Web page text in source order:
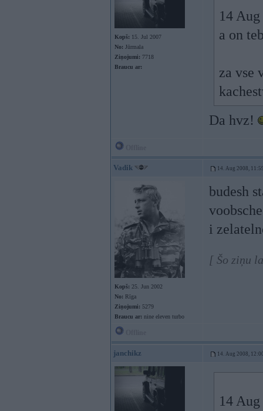
Kopš: 15. Jul 2007
No: Jūrmala
Ziņojumi: 7718
Braucu ar:
14
a on
za vse
Da hvz!
Vadik 14. Aug 2008,
Kopš: 25. Jun 2002
No: Rīga
Ziņojumi: 5279
Braucu ar: nine eleven turbo
budesh
i
[ Šo ziņu
janchikz 14. Aug 2008,
14